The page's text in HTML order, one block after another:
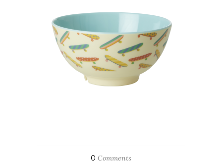
0 Comments